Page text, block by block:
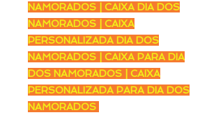
NAMORADOS | CAIXA DIA DOS
NAMORADOS | CAIXA
PERSONALIZADA DIA DOS
NAMORADOS | CAIXA PARA DIA
DOS NAMORADOS | CAIXA
PERSONALIZADA PARA DIA DOS
NAMORADOS